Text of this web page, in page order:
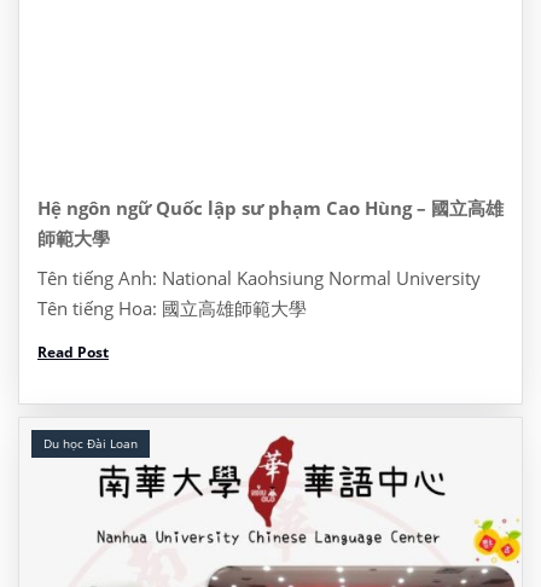
Hệ ngôn ngữ Quốc lập sư phạm Cao Hùng – 國立高雄
師範大學
Tên tiếng Anh: National Kaohsiung Normal University
Tên tiếng Hoa: 國立高雄師範大學
No.116, Heping 1st Rd., Lingya Dist., Kaohsiung City
802, Taiwan, Đài Loan 622 Tel: (07) 7172930 I/ Thông
tin khóa […]
Read Post
Du học Đài Loan